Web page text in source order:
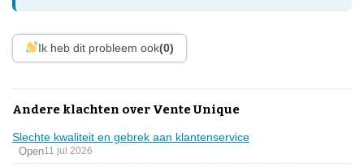
Ik heb dit probleem ook(0)
Andere klachten over Vente Unique
Slechte kwaliteit en gebrek aan klantenservice
Open11 jul 2026